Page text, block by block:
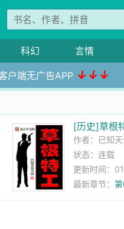
科幻 言情
户端无广告APP ↓↓↓
[历史]草根
作者： 已知
状态：连载
更新时间：
最新章节：